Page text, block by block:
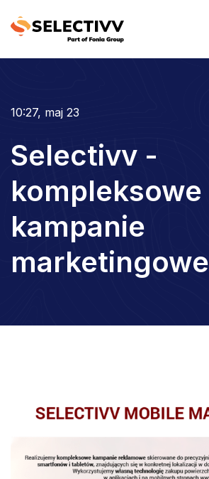
10:27, maj 23
Selectivv -
kompleksowe
kampanie
marketingowe